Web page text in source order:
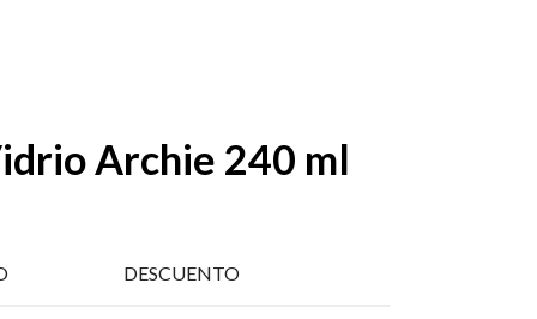
Archie 240 ml
DESCUENTO